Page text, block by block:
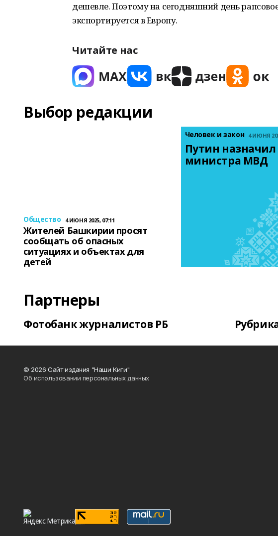
дешевле. Поэтому на сегодняшний день
экспортируется в Европу.
Читайте нас
Выбор редакции
Общество 4 ИЮНЯ 2025, 07:11
Жителей Башкирии просят
сообщать об опасных
ситуациях и объектах для
детей
Человек и закон 4 ИЮНЯ
Путин назначил
министра МВД
Партнеры
Фотобанк журналистов РБ
© 2026 Сайт издания "Наши Киги"
Об использовании персональных данных